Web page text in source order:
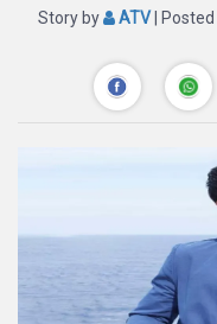
Story by ATV |